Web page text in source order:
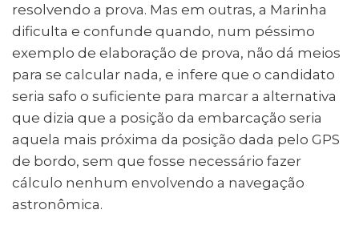
resolvendo a prova. Mas em outras, a Marinha
dificulta e confunde quando, num péssimo
exemplo de elaboração de prova, não dá meios
para se calcular nada, e infere que o candidato
seria safo o suficiente para marcar a alternativa
que dizia que a posição da embarcação seria
aquela mais próxima da posição dada pelo GPS
de bordo, sem que fosse necessário fazer
cálculo nenhum envolvendo a navegação
astronômica.